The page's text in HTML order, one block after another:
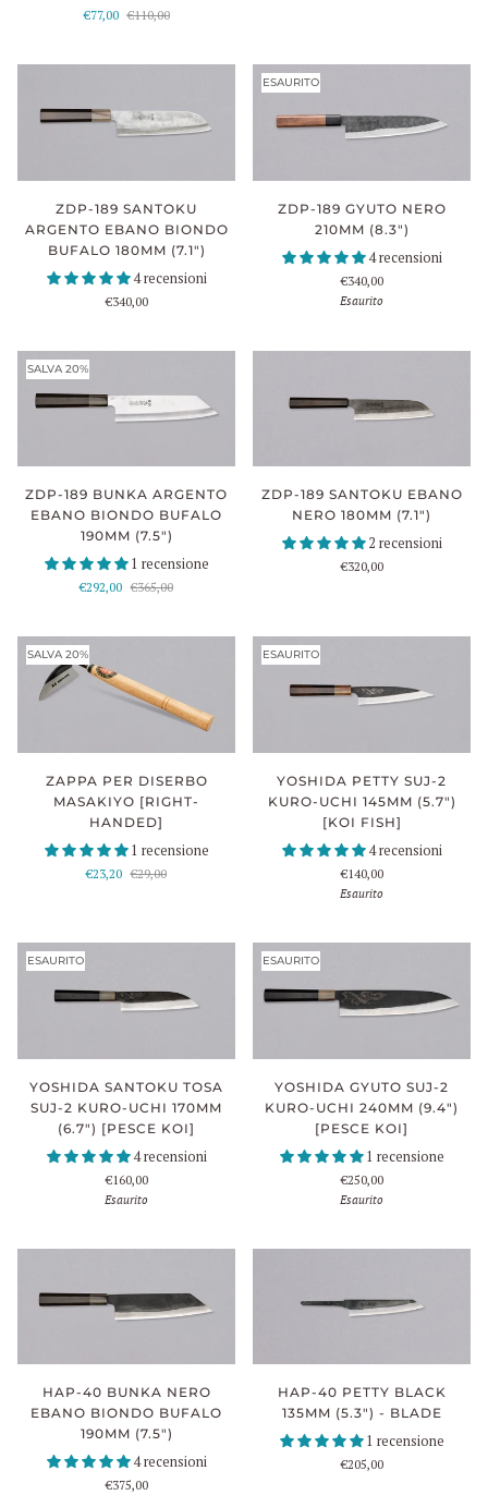
€77,00 €110,00
ZDP-189 SANTOKU
ARGENTO EBANO BIONDO
BUFALO 180MM (7.1")
4 recensioni
€340,00
ESAURITO
ZDP-189 GYUTO NERO
210MM (8.3")
4 recensioni
€340,00
Esaurito
SALVA 20%
ZDP-189 BUNKA ARGENTO
EBANO BIONDO BUFALO
190MM (7.5")
1 recensione
€292,00 €365,00
ZDP-189 SANTOKU EBANO
NERO 180MM (7.1")
2 recensioni
€320,00
SALVA 20%
ZAPPA PER DISERBO
MASAKIYO [RIGHT-
HANDED]
1 recensione
€23,20 €29,00
ESAURITO
YOSHIDA PETTY SUJ-2
KURO-UCHI 145MM (5.7")
[KOI FISH]
4 recensioni
€140,00
Esaurito
ESAURITO
YOSHIDA SANTOKU TOSA
SUJ-2 KURO-UCHI 170MM
(6.7") [PESCE KOI]
4 recensioni
€160,00
Esaurito
ESAURITO
YOSHIDA GYUTO SUJ-2
KURO-UCHI 240MM (9.4")
[PESCE KOI]
1 recensione
€250,00
Esaurito
HAP-40 BUNKA NERO
EBANO BIONDO BUFALO
190MM (7.5")
4 recensioni
€375,00
HAP-40 PETTY BLACK
135MM (5.3") - BLADE
1 recensione
€205,00